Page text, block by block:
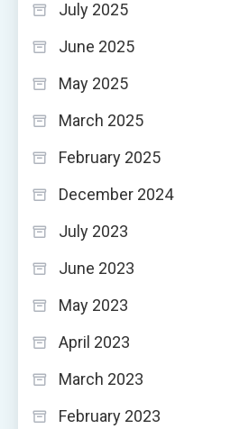
July 2025
June 2025
May 2025
March 2025
February 2025
December 2024
July 2023
June 2023
May 2023
April 2023
March 2023
February 2023